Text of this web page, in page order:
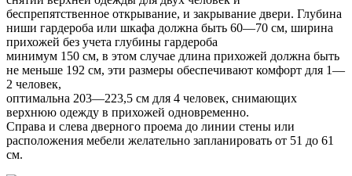
беспрепятственное открывание, и закрывание двери. Глубина
ниши гардероба или шкафа должна быть 60—70 см, ширина
прихожей без учета глубины гардероба
минимум 150 см, в этом случае длина прихожей должна быть
не меньше 192 см, эти размеры обеспечивают комфорт для 1—
2 человек,
оптимальна 203—223,5 см для 4 человек, снимающих
верхнюю одежду в прихожей одновременно.
Справа и слева дверного проема до линии стены или
расположения мебели желательно запланировать от 51 до 61
см.